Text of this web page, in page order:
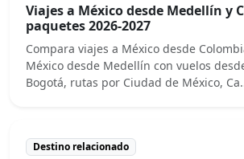
Viajes a México desde Medellín y
paquetes 2026-2027
Compara viajes a México desde
México desde Medellín con vuelos
Bogotá, rutas por Ciudad de México,
Destino relacionado